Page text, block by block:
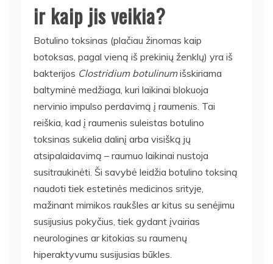
ir kaip jis veikia?
Botulino toksinas (plačiau žinomas kaip
botoksas, pagal vieną iš prekinių ženklų) yra iš
bakterijos Clostridium botulinumišskiriama
baltyminė medžiaga, kuri laikinai blokuoja
nervinio impulso perdavimą į raumenis. Tai
reiškia, kad į raumenis suleistas botulino
toksinas sukelia dalinį arba visišką jų
atsipalaidavimą – raumuo laikinai nustoja
susitraukinėti. Ši savybė leidžia botulino toksiną
naudoti tiek estetinės medicinos srityje,
mažinant mimikos raukšles ar kitus su senėjimu
susijusius pokyčius, tiek gydant įvairias
neurologines ar kitokias su raumenų
hiperaktyvumu susijusias būkles.